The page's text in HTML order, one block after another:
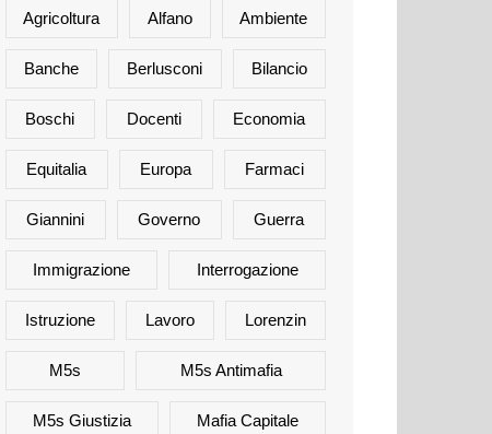
Agricoltura Alfano Ambiente
Banche Berlusconi Bilancio
Boschi Docenti Economia
Equitalia Europa Farmaci
Giannini Governo Guerra
Immigrazione Interrogazione
Istruzione Lavoro Lorenzin
M5s M5s Antimafia
M5s Giustizia Mafia Capitale